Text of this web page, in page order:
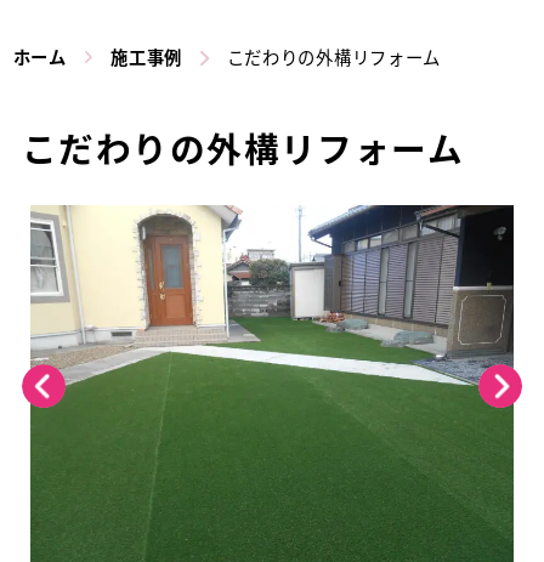
ホーム 施工事例 こだわりの外構リフォーム
こだわりの外構リフォーム